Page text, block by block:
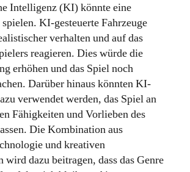
Intelligenz (KI) könnte eine
KI-gesteuerte Fahrzeuge
verhalten und auf das
reagieren. Dies würde die
erhöhen und das Spiel noch
Darüber hinaus könnten KI-
verwendet werden, das Spiel an
Fähigkeiten und Vorlieben des
Die Kombination aus
und kreativen
wird dazu beitragen, dass das Genre